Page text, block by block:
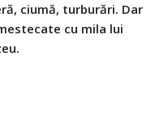
ciumă, turburări. Dar
cu mila lui